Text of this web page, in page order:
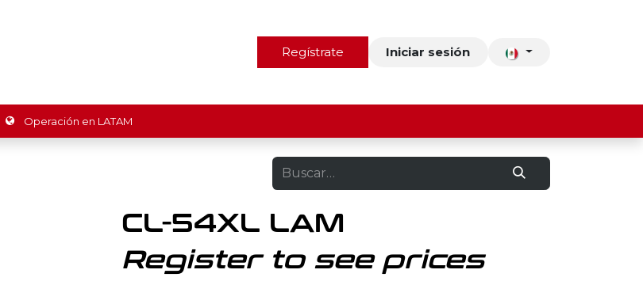
Nosotros Contacto
Regístrate Iniciar sesión
Operación en LATAM
CL-54XL LAM
Register to see prices